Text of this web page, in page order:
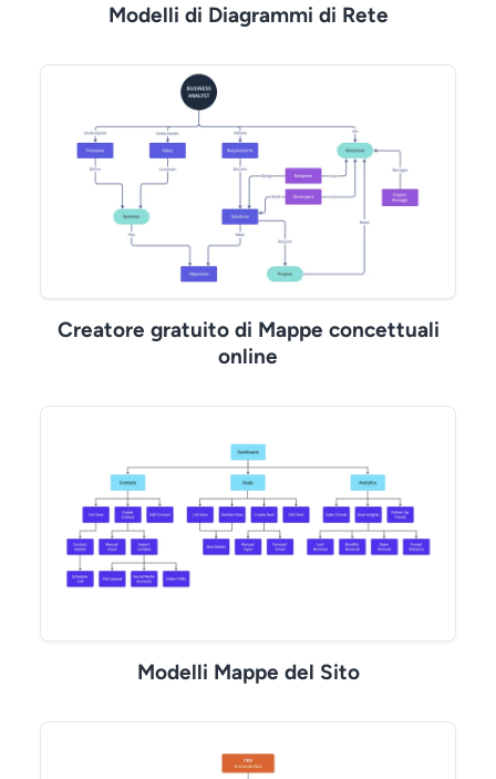
Modelli di Diagrammi di Rete
Creatore gratuito di Mappe concettuali
online
Modelli Mappe del Sito